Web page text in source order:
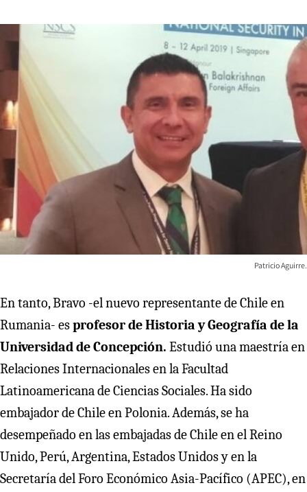
Patricio Aguirre.
En tanto, Bravo -el nuevo representante de Chile en
Rumania- esprofesor de Historia y Geografía de la
Universidad de Concepción. Estudió una maestría en
Relaciones Internacionales en la Facultad
Latinoamericana de Ciencias Sociales. Ha sido
embajador de Chile en Polonia. Además, se ha
desempeñado en las embajadas de Chile en el Reino
Unido, Perú, Argentina, Estados Unidos y en la
Secretaría del Foro Económico Asia-Pacífico (APEC), en